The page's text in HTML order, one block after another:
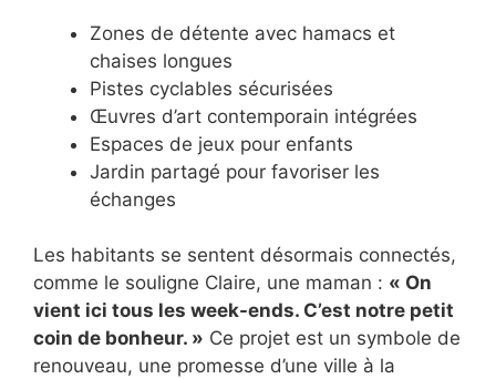
Zones de détente avec hamacs et
chaises longues
Pistes cyclables sécurisées
Œuvres d’art contemporain intégrées
Espaces de jeux pour enfants
Jardin partagé pour favoriser les
échanges
Les habitants se sentent désormais connectés,
comme le souligne Claire, une maman : « On
vient ici tous les week-ends. C’est notre petit
coin de bonheur. » Ce projet est un symbole de
renouveau, une promesse d’une ville à la